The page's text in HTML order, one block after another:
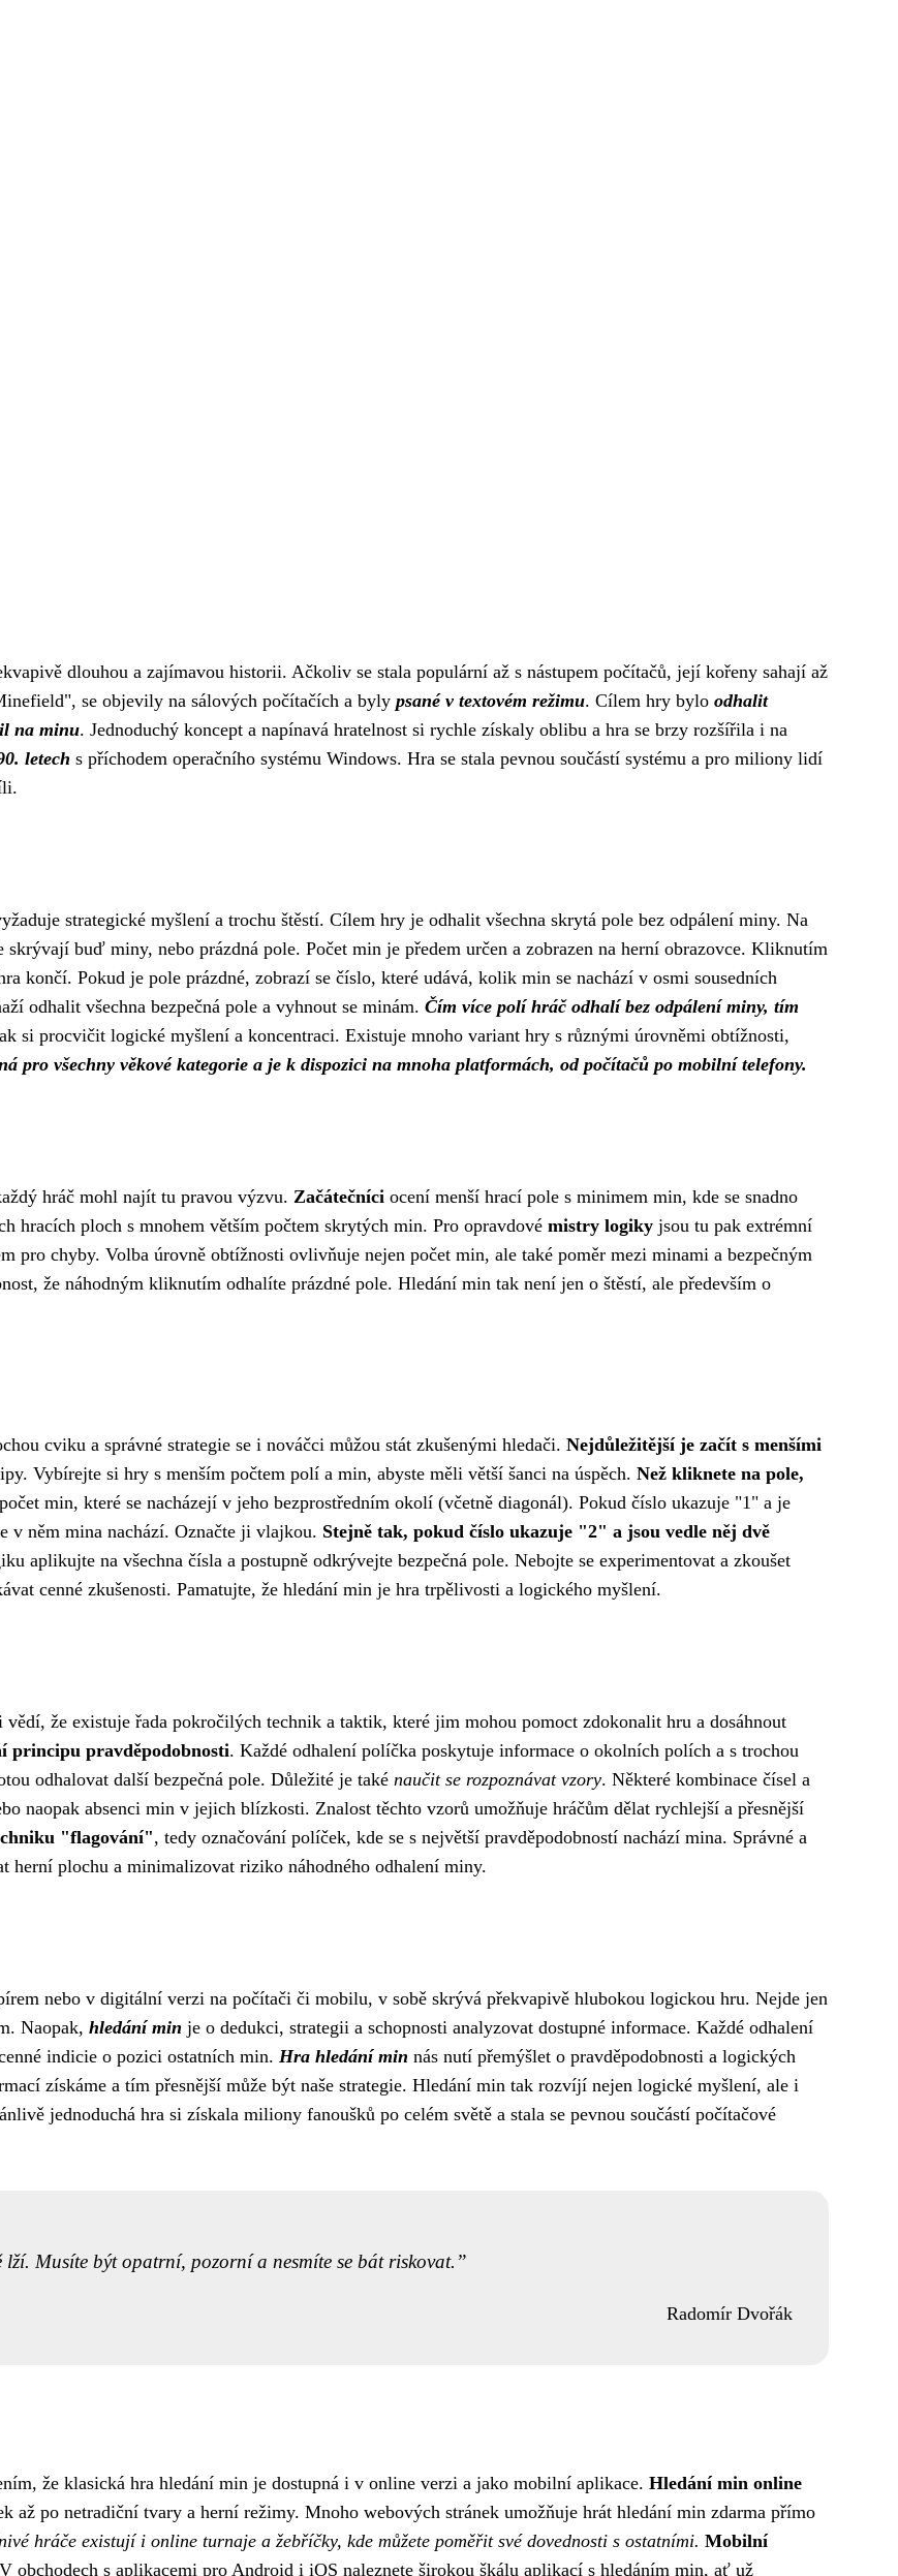
dlouhou a zajímavou historii. Ačkoliv se stala populární až s nástupem počítačů, její kořeny sahají až
se objevily na sálových počítačích a byly psané v textovém režimu. Cílem hry bylo odhalit
na minu. Jednoduchý koncept a napínavá hratelnost si rychle získaly oblibu a hra se brzy rozšířila i na
letech s příchodem operačního systému Windows. Hra se stala pevnou součástí systému a pro miliony lidí
strategické myšlení a trochu štěstí. Cílem hry je odhalit všechna skrytá pole bez odpálení miny. Na
buď miny, nebo prázdná pole. Počet min je předem určen a zobrazen na herní obrazovce. Kliknutím
končí. Pokud je pole prázdné, zobrazí se číslo, které udává, kolik min se nachází v osmi sousedních
odhalit všechna bezpečná pole a vyhnout se minám. Čím více polí hráč odhalí bez odpálení miny, tím
si procvičit logické myšlení a koncentraci. Existuje mnoho variant hry s různými úrovněmi obtížnosti,
pro všechny věkové kategorie a je k dispozici na mnoha platformách, od počítačů po mobilní telefony.
hráč mohl najít tu pravou výzvu. Začátečníci ocení menší hrací pole s minimem min, kde se snadno
hracích ploch s mnohem větším počtem skrytých min. Pro opravdové mistry logiky jsou tu pak extrémní
pro chyby. Volba úrovně obtížnosti ovlivňuje nejen počet min, ale také poměr mezi minami a bezpečným
že náhodným kliknutím odhalíte prázdné pole. Hledání min tak není jen o štěstí, ale především o
cviku a správné strategie se i nováčci můžou stát zkušenými hledači. Nejdůležitější je začít s menšími
Vybírejte si hry s menším počtem polí a min, abyste měli větší šanci na úspěch. Než kliknete na pole,
min, které se nacházejí v jeho bezprostředním okolí (včetně diagonál). Pokud číslo ukazuje "1" a je
v něm mina nachází. Označte ji vlajkou. Stejně tak, pokud číslo ukazuje "2" a jsou vedle něj dvě
aplikujte na všechna čísla a postupně odkrývejte bezpečná pole. Nebojte se experimentovat a zkoušet
cenné zkušenosti. Pamatujte, že hledání min je hra trpělivosti a logického myšlení.
že existuje řada pokročilých technik a taktik, které jim mohou pomoct zdokonalit hru a dosáhnout
principu pravděpodobnosti. Každé odhalení políčka poskytuje informace o okolních polích a s trochou
odhalovat další bezpečná pole. Důležité je také naučit se rozpoznávat vzory. Některé kombinace čísel a
naopak absenci min v jejich blízkosti. Znalost těchto vzorů umožňuje hráčům dělat rychlejší a přesnější
"flagování", tedy označování políček, kde se s největší pravděpodobností nachází mina. Správné a
plochu a minimalizovat riziko náhodného odhalení miny.
nebo v digitální verzi na počítači či mobilu, v sobě skrývá překvapivě hlubokou logickou hru. Nejde jen
Naopak, hledání min je o dedukci, strategii a schopnosti analyzovat dostupné informace. Každé odhalení
indicie o pozici ostatních min. Hra hledání min nás nutí přemýšlet o pravděpodobnosti a logických
získáme a tím přesnější může být naše strategie. Hledání min tak rozvíjí nejen logické myšlení, ale i
jednoduchá hra si získala miliony fanoušků po celém světě a stala se pevnou součástí počítačové
Musíte být opatrní, pozorní a nesmíte se bát riskovat.
Radomír Dvořák
že klasická hra hledání min je dostupná i v online verzi a jako mobilní aplikace. Hledání min online
až po netradiční tvary a herní režimy. Mnoho webových stránek umožňuje hrát hledání min zdarma přímo
hráče existují i online turnaje a žebříčky, kde můžete poměřit své dovednosti s ostatními. Mobilní
obchodech s aplikacemi pro Android i iOS naleznete širokou škálu aplikací s hledáním min, ať už